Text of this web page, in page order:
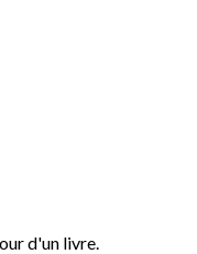
d'un livre.